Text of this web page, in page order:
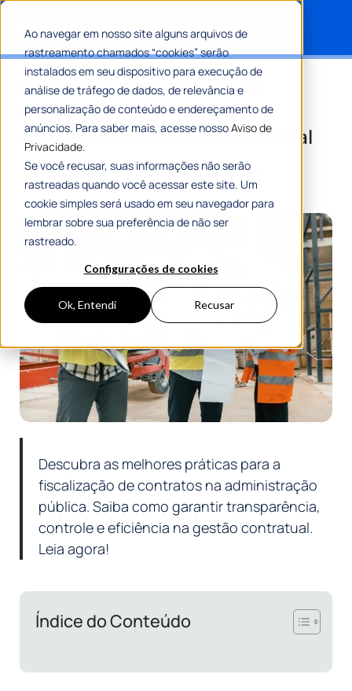
Ao navegar em nosso site alguns arquivos de
rastreamento chamados “cookies” serão
instalados em seu dispositivo para execução de
análise de tráfego de dados, de relevância e
personalização de conteúdo e endereçamento de
anúncios. Para saber mais, acesse nossoAviso de
Privacidade.
Se você recusar, suas informações não serão
rastreadas quando você acessar este site. Um
cookie simples será usado em seu navegador para
lembrar sobre sua preferência de não ser
rastreado.
Configurações de cookies
Ok, Entendi Recusar
O papel da procuradoria na
fiscalização de contratos da
administração pública municipal
Por Romulo Ribeiro Teixeira
26 Junho 2023
8 Min De Leitura
Descubra as melhores práticas para a
fiscalização de contratos na administração
pública. Saiba como garantir transparência,
controle e eficiência na gestão contratual.
Leia agora!
Índice do Conteúdo